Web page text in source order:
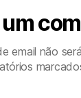
email não